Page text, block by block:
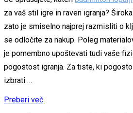
za vaš stil igre in raven igranja?
zato je smiselno najprej razmisliti o
se odločite za nakup. Poleg
je pomembno upoštevati tudi vaše
pogostost igranja. Za tiste, ki
izbrati …
Preberi več